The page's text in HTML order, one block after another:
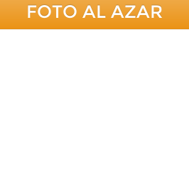
FOTO AL AZAR